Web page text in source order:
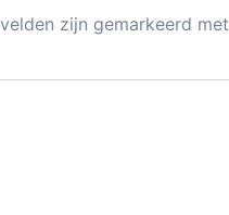
zijn gemarkeerd met